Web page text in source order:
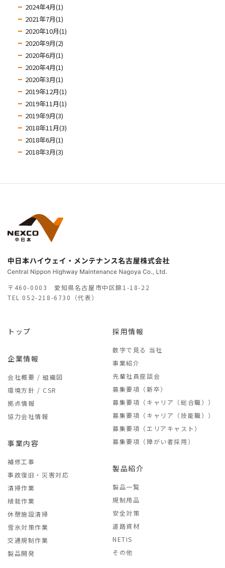
2024年4月(1)
2021年7月(1)
2020年10月(1)
2020年9月(2)
2020年6月(1)
2020年4月(1)
2020年3月(1)
2019年12月(1)
2019年11月(1)
2019年9月(3)
2018年11月(3)
2018年6月(1)
2018年3月(3)
〒460-0003 愛知県名古屋市中区錦1-18-22
TEL 052-218-6730（代表）
トップ
企業情報
会社概要 / 組織図
環境方針 / CSR
拠点情報
協力会社情報
事業内容
補修工事
事故復旧・災害対応
清掃作業
植栽作業
休憩施設清掃
雪氷対策作業
交通規制作業
製品開発
採用情報
数字で見る 当社
事業紹介
先輩社員座談会
募集要項（新卒）
募集要項（キャリア（総合職））
募集要項（キャリア（技能職））
募集要項（エリアキャスト）
募集要項（障がい者採用）
製品紹介
製品一覧
規制用品
安全対策
道路資材
NETIS
その他